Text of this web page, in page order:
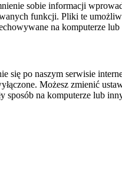
sobie informacji
funkcji. Pliki te
na komputerze
się po naszym serwisie
Możesz zmienić
na komputerze lub